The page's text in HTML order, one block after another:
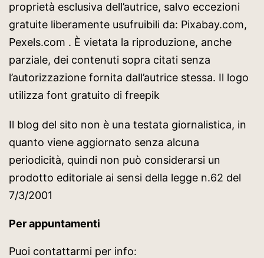
proprietà esclusiva dell’autrice, salvo eccezioni
gratuite liberamente usufruibili da: Pixabay.com,
Pexels.com . È vietata la riproduzione, anche
parziale, dei contenuti sopra citati senza
l’autorizzazione fornita dall’autrice stessa. Il logo
utilizza font gratuito di freepik
Il blog del sito non è una testata giornalistica, in
quanto viene aggiornato senza alcuna
periodicità, quindi non può considerarsi un
prodotto editoriale ai sensi della legge n.62 del
7/3/2001
Per appuntamenti
Puoi contattarmi per info: